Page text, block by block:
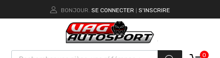
BONJOUR. SE CONNECTER S'INSCRIRE
0